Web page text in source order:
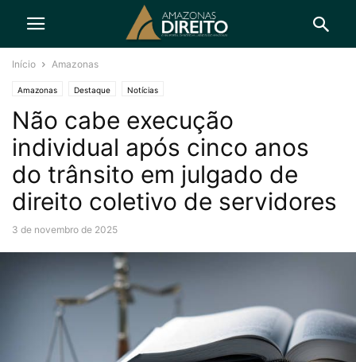
Início Amazonas
Amazonas Destaque Notícias
Não cabe execução
individual após cinco anos
do trânsito em julgado de
direito coletivo de servidores
3 de novembro de 2025